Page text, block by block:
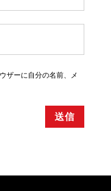
ザーに自分の名前、メ
送信